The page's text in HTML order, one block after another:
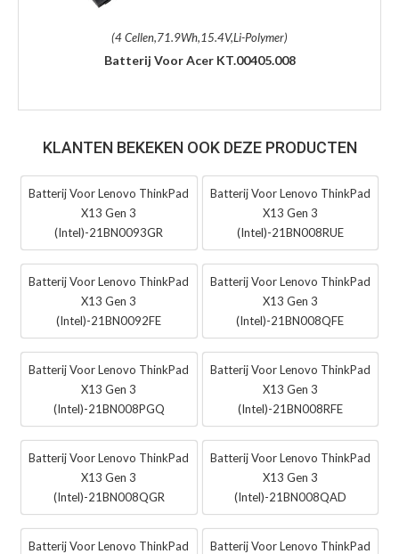
(4 Cellen,71.9Wh,15.4V,Li-Polymer)
Batterij Voor Acer KT.00405.008
KLANTEN BEKEKEN OOK DEZE PRODUCTEN
Batterij Voor Lenovo ThinkPad
X13 Gen 3
(Intel)-21BN0093GR
Batterij Voor Lenovo ThinkPad
X13 Gen 3
(Intel)-21BN008RUE
Batterij Voor Lenovo ThinkPad
X13 Gen 3
(Intel)-21BN0092FE
Batterij Voor Lenovo ThinkPad
X13 Gen 3
(Intel)-21BN008QFE
Batterij Voor Lenovo ThinkPad
X13 Gen 3
(Intel)-21BN008PGQ
Batterij Voor Lenovo ThinkPad
X13 Gen 3
(Intel)-21BN008RFE
Batterij Voor Lenovo ThinkPad
X13 Gen 3
(Intel)-21BN008QGR
Batterij Voor Lenovo ThinkPad
X13 Gen 3
(Intel)-21BN008QAD
Batterij Voor Lenovo ThinkPad
Batterij Voor Lenovo ThinkPad